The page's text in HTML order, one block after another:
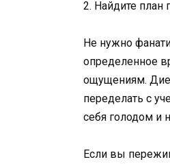
2. Найдите план
Не нужно
определенное
ощущениям.
переделать с
себя голодом и
Если вы